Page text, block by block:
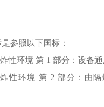
参照以下国标：
性环境 第 1 部分：设备通
炸性环境 第 2 部分：由